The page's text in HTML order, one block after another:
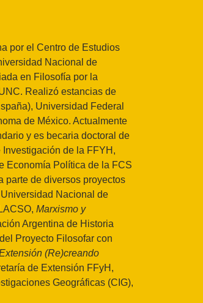
por el Centro de Estudios
Nacional de
en Filosofía por la
Realizó estancias de
Universidad Federal
de México. Actualmente
y es becaria doctoral de
de la FFYH,
Economía Política de la FCS
parte de diversos proyectos
Nacional de
Marxismo y
Argentina de Historia
Proyecto Filosofar con
(Re)creando
de Extensión FFyH,
Geográficas (CIG),